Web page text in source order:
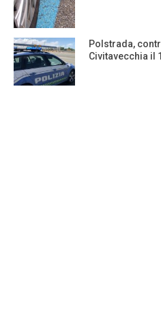
Polstrada,
Civitavecchia il